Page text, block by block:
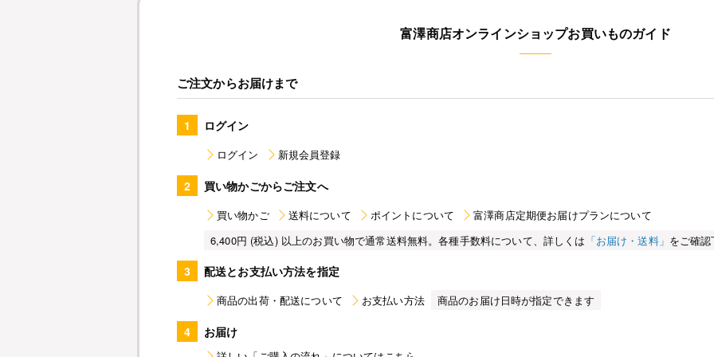
富澤商店オンラインショップお買いものガイド
ご注文からお届けまで
1 ログイン
ログイン 新規会員登録
2 買い物かごからご注文へ
買い物かご 送料について ポイントについて
富澤商店定期便お届けプランについて
6,400円 (税込) 以上のお買い物で通常送料無料。各種手数料について、詳しくは 「お届け・送料」 をご確
3 配送とお支払い方法を指定
商品の出荷・配送について お支払い方法 商品のお届け日時が指定できます
4 お届け